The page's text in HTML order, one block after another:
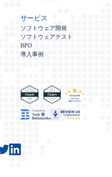
サービス
ソフトウェア開発
ソフトウェアテスト
BPO
導入事例